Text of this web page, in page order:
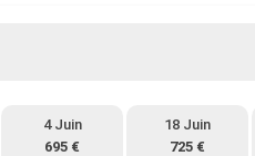
4 Juin
695 €
18 Juin
725 €